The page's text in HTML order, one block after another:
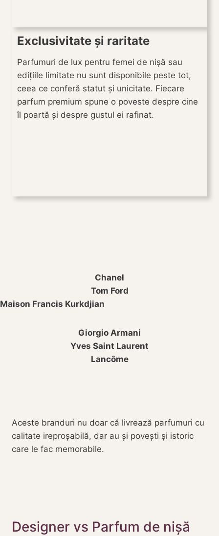
Exclusivitate și raritate
Parfumuri de lux pentru femei de nișă sau
edițiile limitate nu sunt disponibile peste tot,
ceea ce conferă statut și unicitate. Fiecare
parfum premium spune o poveste despre cine
îl poartă și despre gustul ei rafinat.
Chanel
Tom Ford
Maison Francis Kurkdjian
Giorgio Armani
Yves Saint Laurent
Lancôme
Aceste branduri nu doar că livrează parfumuri cu
calitate ireproșabilă, dar au și povești și istoric
care le fac memorabile.
Designer vs Parfum de nișă